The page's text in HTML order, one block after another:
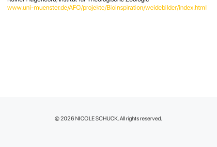
www.uni-muenster.de/AFO/projekte/Bioinspiration/weidebilder/index.html
© 2026 NICOLE SCHUCK. All rights reserved.